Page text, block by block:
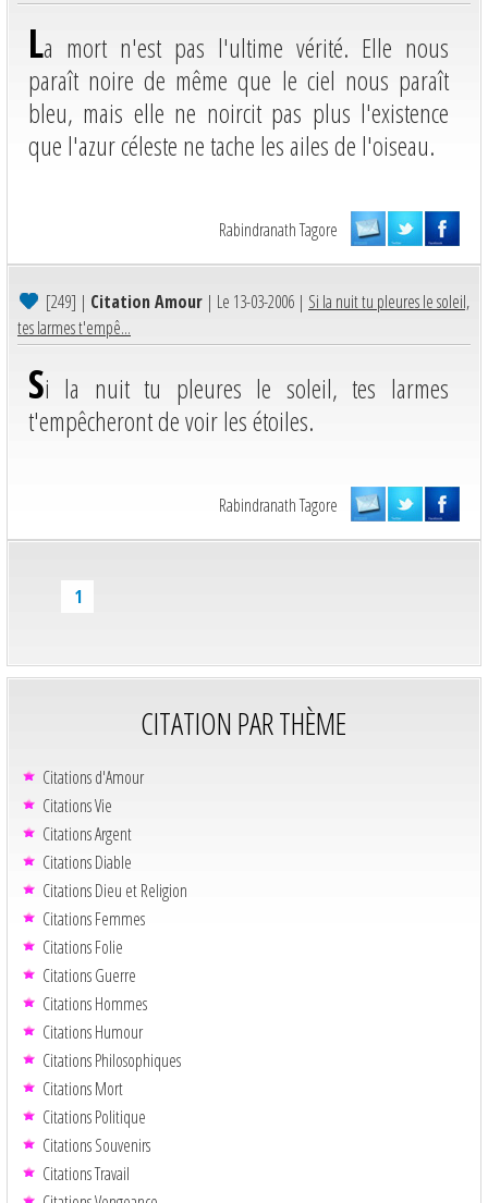
La mort n'est pas l'ultime vérité. Elle nous
paraît noire de même que le ciel nous paraît
bleu, mais elle ne noircit pas plus l'existence
que l'azur céleste ne tache les ailes de l'oiseau.
Rabindranath Tagore
[249] | Citation Amour | Le 13-03-2006 | Si la nuit tu pleures le soleil,
tes larmes t'empê...
Si la nuit tu pleures le soleil, tes larmes
t'empêcheront de voir les étoiles.
Rabindranath Tagore
1
CITATION PAR THÈME
Citations d'Amour
Citations Vie
Citations Argent
Citations Diable
Citations Dieu et Religion
Citations Femmes
Citations Folie
Citations Guerre
Citations Hommes
Citations Humour
Citations Philosophiques
Citations Mort
Citations Politique
Citations Souvenirs
Citations Travail